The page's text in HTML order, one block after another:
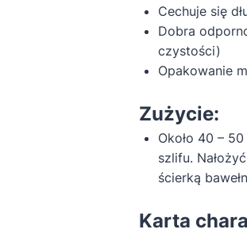
Cechuje się
Dobra
czystości)
Opakowanie
Zużycie:
Około 40 –
szlifu.
ścierką
Karta